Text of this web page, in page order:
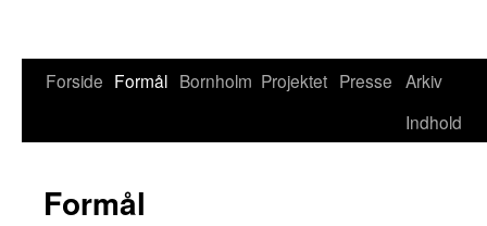
Hop
Forside Formål Bornholm Projektet Presse Arkiv
Indhold
Formål